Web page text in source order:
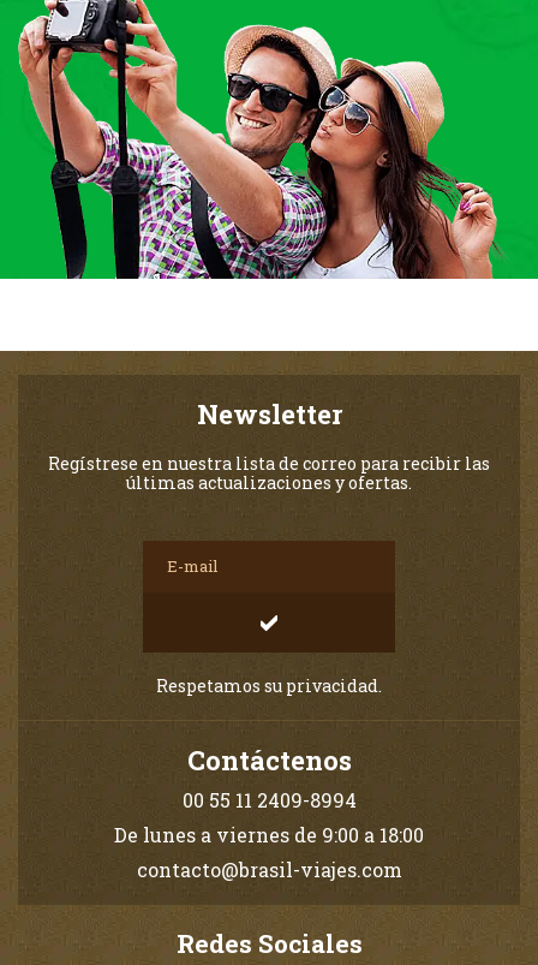
Newsletter
Regístrese en nuestra lista de correo para recibir las
últimas actualizaciones y ofertas.
Respetamos su privacidad.
Contáctenos
00 55 11 2409-8994
De lunes a viernes de 9:00 a 18:00
contacto@brasil-viajes.com
Redes Sociales